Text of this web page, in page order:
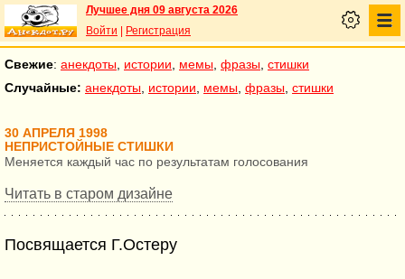
Лучшее дня 09 августа 2026
Войти
Регистрация
Свежие: анекдоты истории мемы фразы стишки
Случайные: анекдоты истории мемы фразы стишки
30 АПРЕЛЯ 1998
НЕПРИСТОЙНЫЕ СТИШКИ
Меняется каждый час по результатам голосования
Читать в старом дизайне
Посвящается Г.Остеру